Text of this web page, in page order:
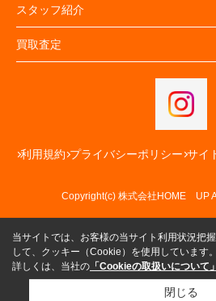
スタッフ紹介
買取査定
利用規約 プライバシーポリシー サイ
Copyright(c) 株式会社HOME UP
当サイトでは、お客様の当サイト利用状況把
して、クッキー（Cookie）を使用しています。
詳しくは、当社の 「Cookieの取扱いについて」
閉じる